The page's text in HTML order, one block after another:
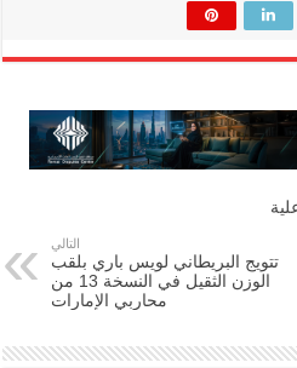
التالي
تتويج البريطاني لويس باري بلقب
الوزن الثقيل في النسخة 13 من
محاربي الإمارات